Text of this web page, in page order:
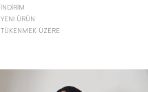
İNDIRIM
YENI ÜRÜN
TÜKENMEK ÜZERE